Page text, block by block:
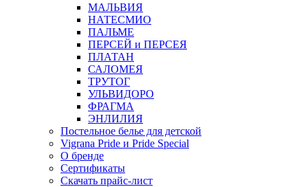
МАЛЬВИЯ
НАТЕСМИО
ПАЛЬМЕ
ПЕРСЕЙ и ПЕРСЕЯ
ПЛАТАН
САЛОМЕЯ
ТРУТОГ
УЛЬВИДОРО
ФРАГМА
ЭНЛИЛИЯ
Постельное белье для детской
Vigrana Pride и Pride Special
О бренде
Сертификаты
Скачать прайс-лист